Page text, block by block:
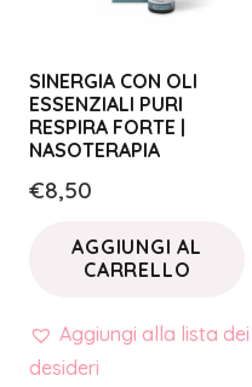
SINERGIA CON OLI
ESSENZIALI PURI
RESPIRA FORTE |
NASOTERAPIA
€8,50
AGGIUNGI AL
CARRELLO
Aggiungi alla lista dei
desideri